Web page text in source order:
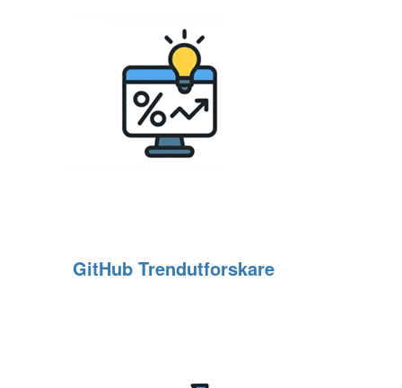
GitHub Trendutforskare